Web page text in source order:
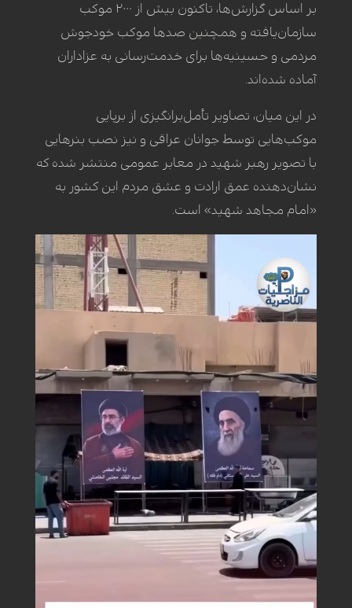
بر اساس گزارش‌ها، تاکنون بیش از ۲۰۰۰ موکب
سازمان‌یافته و همچنین صدها موکب خودجوش
مردمی و حسینیه‌ها برای خدمت‌رسانی به عزاداران
آماده شده‌اند.
در این میان، تصاویر تأمل‌برانگیزی از برپایی
موکب‌هایی توسط جوانان عراقی و نیز نصب بنرهایی
با تصویر رهبر شهید در معابر عمومی منتشر شده که
نشان‌دهنده عمق ارادت و عشق مردم این کشور به
«امام مجاهد شهید» است.